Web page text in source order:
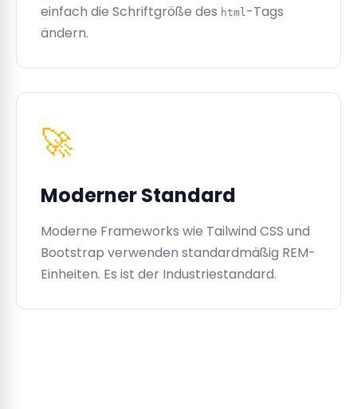
einfach die Schriftgröße des html-Tags
ändern.
🚀
Moderner Standard
Moderne Frameworks wie Tailwind CSS und
Bootstrap verwenden standardmäßig REM-
Einheiten. Es ist der Industriestandard.